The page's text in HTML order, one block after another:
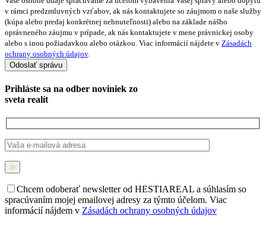
v rámci predzmluvných vzťahov, ak nás kontaktujete so záujmom o naše služby
(kúpa alebo predaj konkrétnej nehnuteľnosti) alebo na základe nášho
oprávneného záujmu v prípade, ak nás kontaktujete v mene právnickej osoby
alebo s inou požiadavkou alebo otázkou. Viac informácií nájdete v Zásadách
ochrany osobných údajov.
Prihláste sa na odber noviniek zo
sveta realít
Chcem odoberať newsletter od HESTIAREAL a súhlasím so
spracúvaním mojej emailovej adresy za týmto účelom. Viac
informácií nájdem v Zásadách ochrany osobných údajov